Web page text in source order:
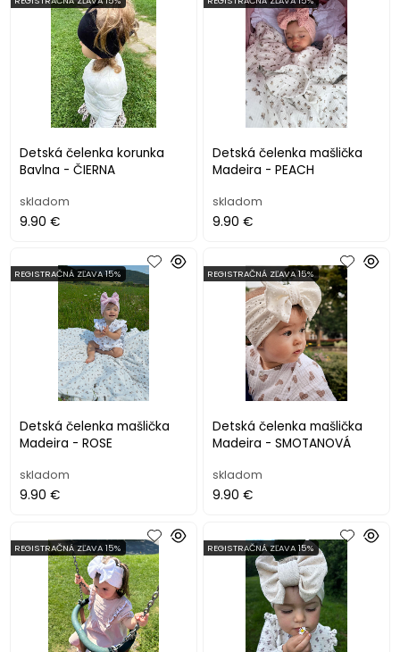
Detská čelenka korunka
Bavlna - ČIERNA
skladom
9.90 €
Detská čelenka mašlička
Madeira - PEACH
skladom
9.90 €
Detská čelenka mašlička
Madeira - ROSE
REGISTRAČNÁ ZĽAVA 15%
skladom
9.90 €
Detská čelenka mašlička
Madeira - SMOTANOVÁ
REGISTRAČNÁ ZĽAVA 15%
skladom
9.90 €
REGISTRAČNÁ ZĽAVA 15% REGISTRAČNÁ ZĽAVA 15%